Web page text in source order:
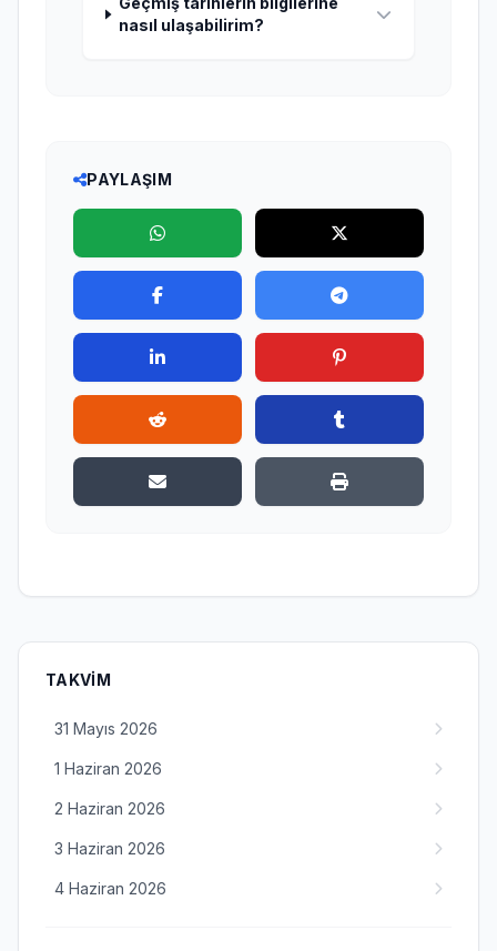
nasıl ulaşabilirim?
PAYLAŞIM
TAKVIM
31 Mayıs 2026
1 Haziran 2026
2 Haziran 2026
3 Haziran 2026
4 Haziran 2026